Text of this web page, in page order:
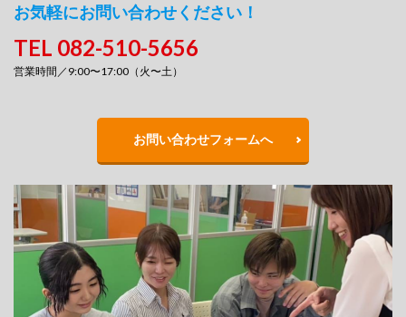
お気軽にお問い合わせください！
TEL 082-510-5656
営業時間／9:00〜17:00（火〜土）
お問い合わせフォームへ